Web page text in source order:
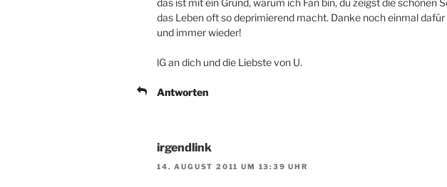
das ist mit ein Grund, warum ich Fan bin, du zeigst die schönen
das Leben oft so deprimierend macht. Danke noch einmal
und immer wieder!
lG an dich und die Liebste von U.
Antworten
irgendlink
14. AUGUST 2011 UM 13:39 UHR